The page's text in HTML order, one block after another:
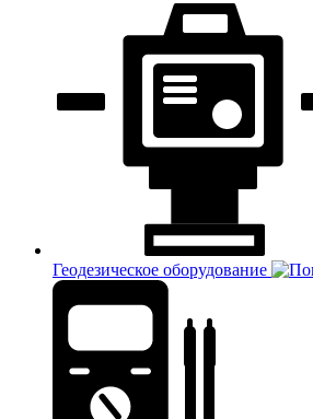
Геодезическое оборудование